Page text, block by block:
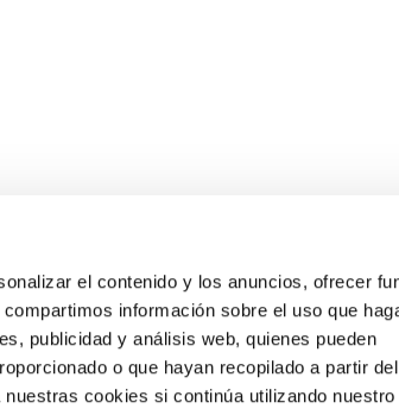
el contenido y los anuncios, ofrecer
información sobre el uso que
publicidad y análisis web, quienes pueden
o que hayan recopilado a partir
cookies si continúa utilizando nuestro
dos ejes fundamentales: la restricción por
Española de Pediatría (2024-2026) reflejan
Legal Matrícula e inscripción Plan de
de denuncias Información Familias